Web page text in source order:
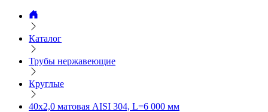
Каталог
Трубы нержавеющие
Круглые
40х2,0 матовая AISI 304, L=6 000 мм